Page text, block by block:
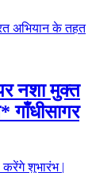
नशा मुक्त
गाँधीसागर